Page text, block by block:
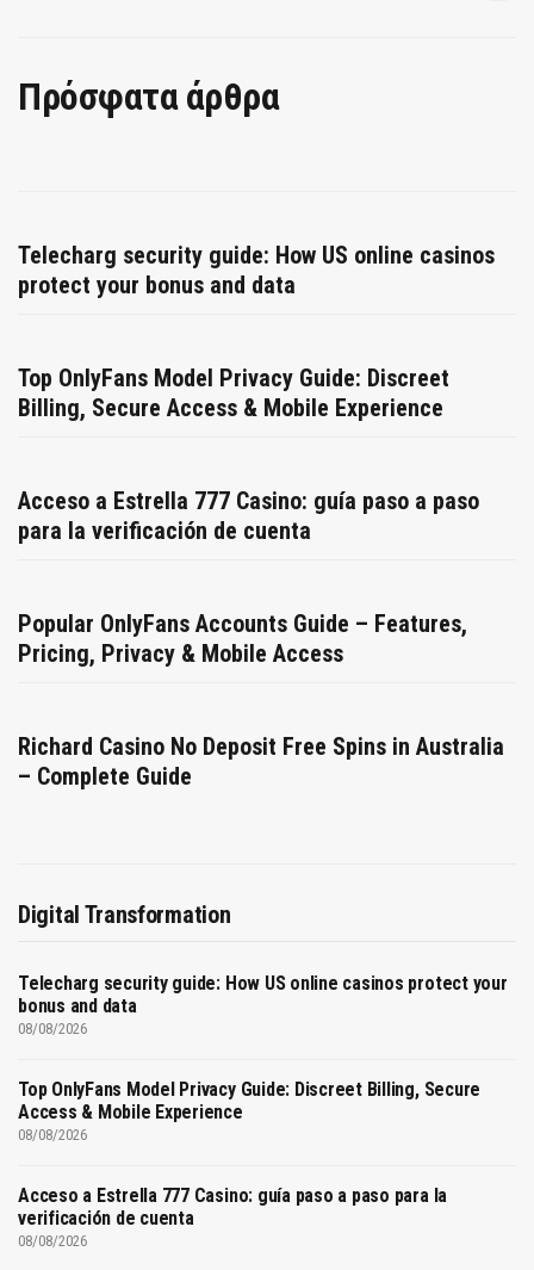
Πρόσφατα άρθρα
Telecharg security guide: How US online casinos
protect your bonus and data
Top OnlyFans Model Privacy Guide: Discreet
Billing, Secure Access & Mobile Experience
Acceso a Estrella 777 Casino: guía paso a paso
para la verificación de cuenta
Popular OnlyFans Accounts Guide – Features,
Pricing, Privacy & Mobile Access
Richard Casino No Deposit Free Spins in Australia
– Complete Guide
Digital Transformation
Telecharg security guide: How US online casinos protect your
bonus and data
08/08/2026
Top OnlyFans Model Privacy Guide: Discreet Billing, Secure
Access & Mobile Experience
08/08/2026
Acceso a Estrella 777 Casino: guía paso a paso para la
verificación de cuenta
08/08/2026